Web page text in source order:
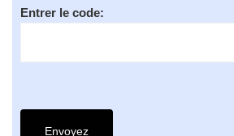
Entrer le code: